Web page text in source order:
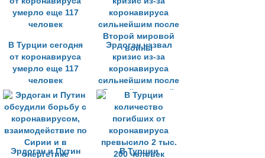
В Турции сегодня
от коронавируса
умерло еще 117
человек
Эрдоган назвал
кризис из-за
коронавируса
сильнейшим после
Второй мировой
войны
Эрдоган и Путин
В Турции